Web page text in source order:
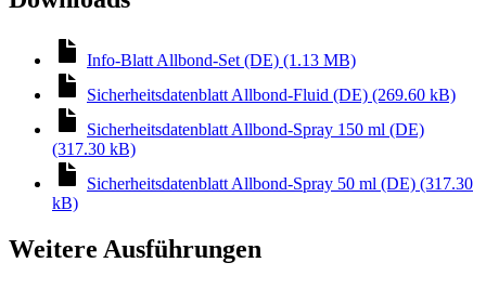
Info-Blatt Allbond-Set (DE) (1.13 MB)
Sicherheitsdatenblatt Allbond-Fluid (DE) (269.60 kB)
Sicherheitsdatenblatt Allbond-Spray 150 ml (DE)
(317.30 kB)
Sicherheitsdatenblatt Allbond-Spray 50 ml (DE) (317.30
kB)
Weitere Ausführungen